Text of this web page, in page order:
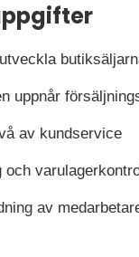
uppnår
av kundservice
och
av